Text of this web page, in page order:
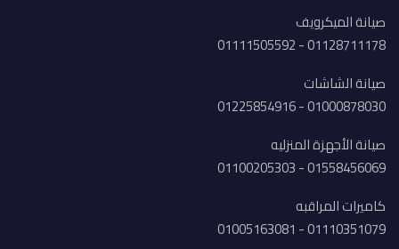
صيانة الميكرويف
01128711178 - 01111505592
صيانة الشاشات
01000878030 - 01225854916
صيانة الأجهزة المنزليه
01558456069 - 01100205303
كاميرات المراقبه
01110351079 - 01005163081